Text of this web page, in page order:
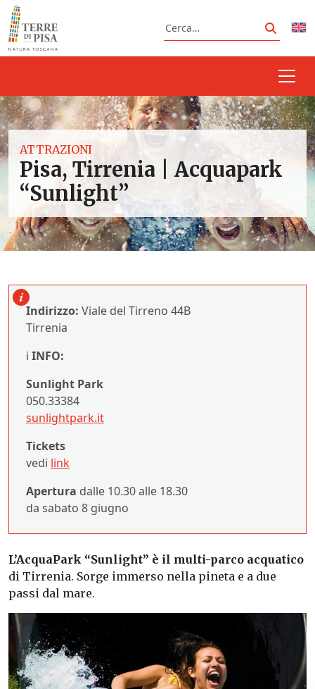
Vai al contenuto
Cerca
Cerca
ATTRAZIONI
Pisa, Tirrenia | Acquapark
“Sunlight”
Indirizzo: Viale del Tirreno 44B
Tirrenia
ℹ️ INFO:
Sunlight Park
050.33384
sunlightpark.it
Tickets
vedi link
Apertura dalle 10.30 alle 18.30
da sabato 8 giugno
L’AcquaPark “Sunlight” è il multi-parco acquatico
di Tirrenia. Sorge immerso nella pineta e a due
passi dal mare.